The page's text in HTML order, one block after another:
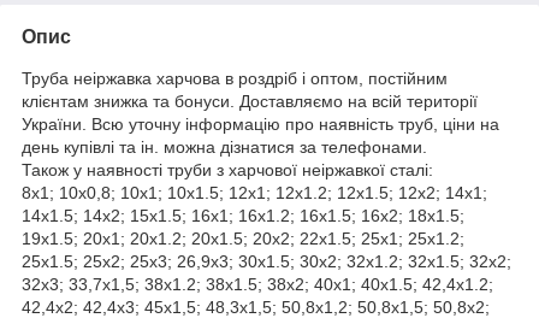
Опис
Труба неіржавка харчова в роздріб і оптом, постійним
клієнтам знижка та бонуси. Доставляємо на всій території
України. Всю уточну інформацію про наявність труб, ціни на
день купівлі та ін. можна дізнатися за телефонами.
Також у наявності труби з харчової неіржавкої сталі:
8х1; 10х0,8; 10х1; 10х1.5; 12х1; 12х1.2; 12х1.5; 12х2; 14х1;
14х1.5; 14х2; 15х1.5; 16х1; 16х1.2; 16х1.5; 16х2; 18х1.5;
19х1.5; 20х1; 20х1.2; 20х1.5; 20х2; 22х1.5; 25х1; 25х1.2;
25х1.5; 25х2; 25х3; 26,9х3; 30х1.5; 30х2; 32х1.2; 32х1.5; 32х2;
32х3; 33,7х1,5; 38х1.2; 38х1.5; 38х2; 40х1; 40х1.5; 42,4х1.2;
42,4х2; 42,4х3; 45х1,5; 48,3х1,5; 50,8х1,2; 50,8х1,5; 50,8х2;